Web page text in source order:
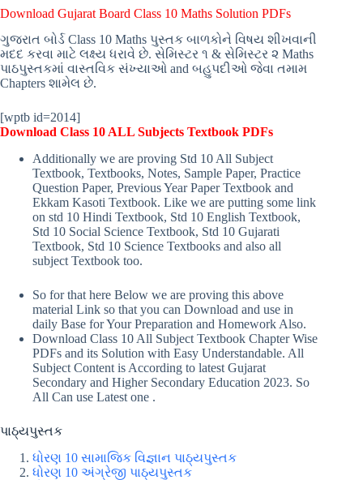
Download Gujarat Board Class 10 Maths Solution PDFs
ગુજરાત બોર્ડ Class 10 Maths પુસ્તક બાળકોને વિષય શીખવાની
મદદ કરવા માટે લક્ષ્ય ધરાવે છે. સેમિસ્ટર ૧ & સેમિસ્ટર ૨ Maths
પાઠપુસ્તકમાં વાસ્તવિક સંખ્યાઓ and બહુપદીઓ જેવા તમામ
Chapters શામેલ છે.
[wptb id=2014]
Download Class 10 ALL Subjects Textbook PDFs
Additionally we are proving Std 10 All Subject
Textbook, Textbooks, Notes, Sample Paper, Practice
Question Paper, Previous Year Paper Textbook and
Ekkam Kasoti Textbook. Like we are putting some link
on std 10 Hindi Textbook, Std 10 English Textbook,
Std 10 Social Science Textbook, Std 10 Gujarati
Textbook, Std 10 Science Textbooks and also all
subject Textbook too.
So for that here Below we are proving this above
material Link so that you can Download and use in
daily Base for Your Preparation and Homework Also.
Download Class 10 All Subject Textbook Chapter Wise
PDFs and its Solution with Easy Understandable. All
Subject Content is According to latest Gujarat
Secondary and Higher Secondary Education 2023. So
All Can use Latest one .
પાઠ્યપુસ્તક
ધોરણ 10 સામાજિક વિજ્ઞાન પાઠ્યપુસ્તક
ધોરણ 10 અંગ્રેજી પાઠ્યપુસ્તક